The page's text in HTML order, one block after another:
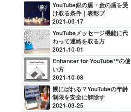
YouTube銀の盾・金の盾を受
け取る条件｜表彰プ
2021-03-17
YouTubeメッセージ機能に代
わって連絡を取る方
2021-10-01
Enhancer for YouTube™の使
い方
2021-10-08
親にばれる？YouTubeの年齢
制限を安全に解除す
2021-03-25